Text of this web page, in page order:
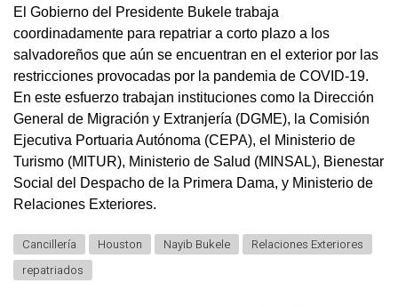
El Gobierno del Presidente Bukele trabaja
coordinadamente para repatriar a corto plazo a los
salvadoreños que aún se encuentran en el exterior por las
restricciones provocadas por la pandemia de COVID-19.
En este esfuerzo trabajan instituciones como la Dirección
General de Migración y Extranjería (DGME), la Comisión
Ejecutiva Portuaria Autónoma (CEPA), el Ministerio de
Turismo (MITUR), Ministerio de Salud (MINSAL), Bienestar
Social del Despacho de la Primera Dama, y Ministerio de
Relaciones Exteriores.
Cancillería Houston Nayib Bukele
Relaciones Exteriores
repatriados